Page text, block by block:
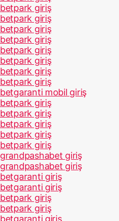
betpark giriş
betpark giriş
betpark giriş
betpark giriş
betpark giriş
betpark giriş
betpark giriş
betpark giriş
betgaranti mobil giriş
betpark giriş
betpark giriş
betpark giriş
betpark giriş
betpark giriş
grandpashabet giriş
grandpashabet giriş
betgaranti giriş
betgaranti giriş
betpark giriş
betpark giriş
betgaranti giriş